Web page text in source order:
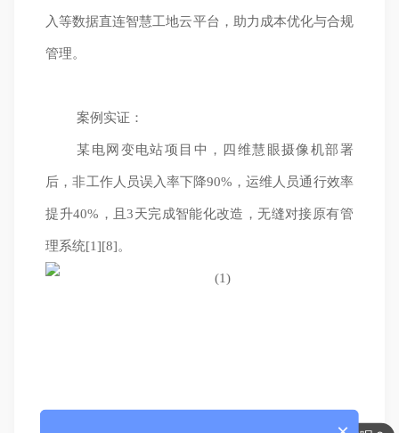
入等数据直连智慧工地云平台，助力成本优化与合规
管理。
案例实证：
某电网变电站项目中，四维慧眼摄像机部署
后，非工作人员误入率下降90%，运维人员通行效率
提升40%，且3天完成智能化改造，无缝对接原有管
理系统[1][8]。
你们是怎么收费的呢？